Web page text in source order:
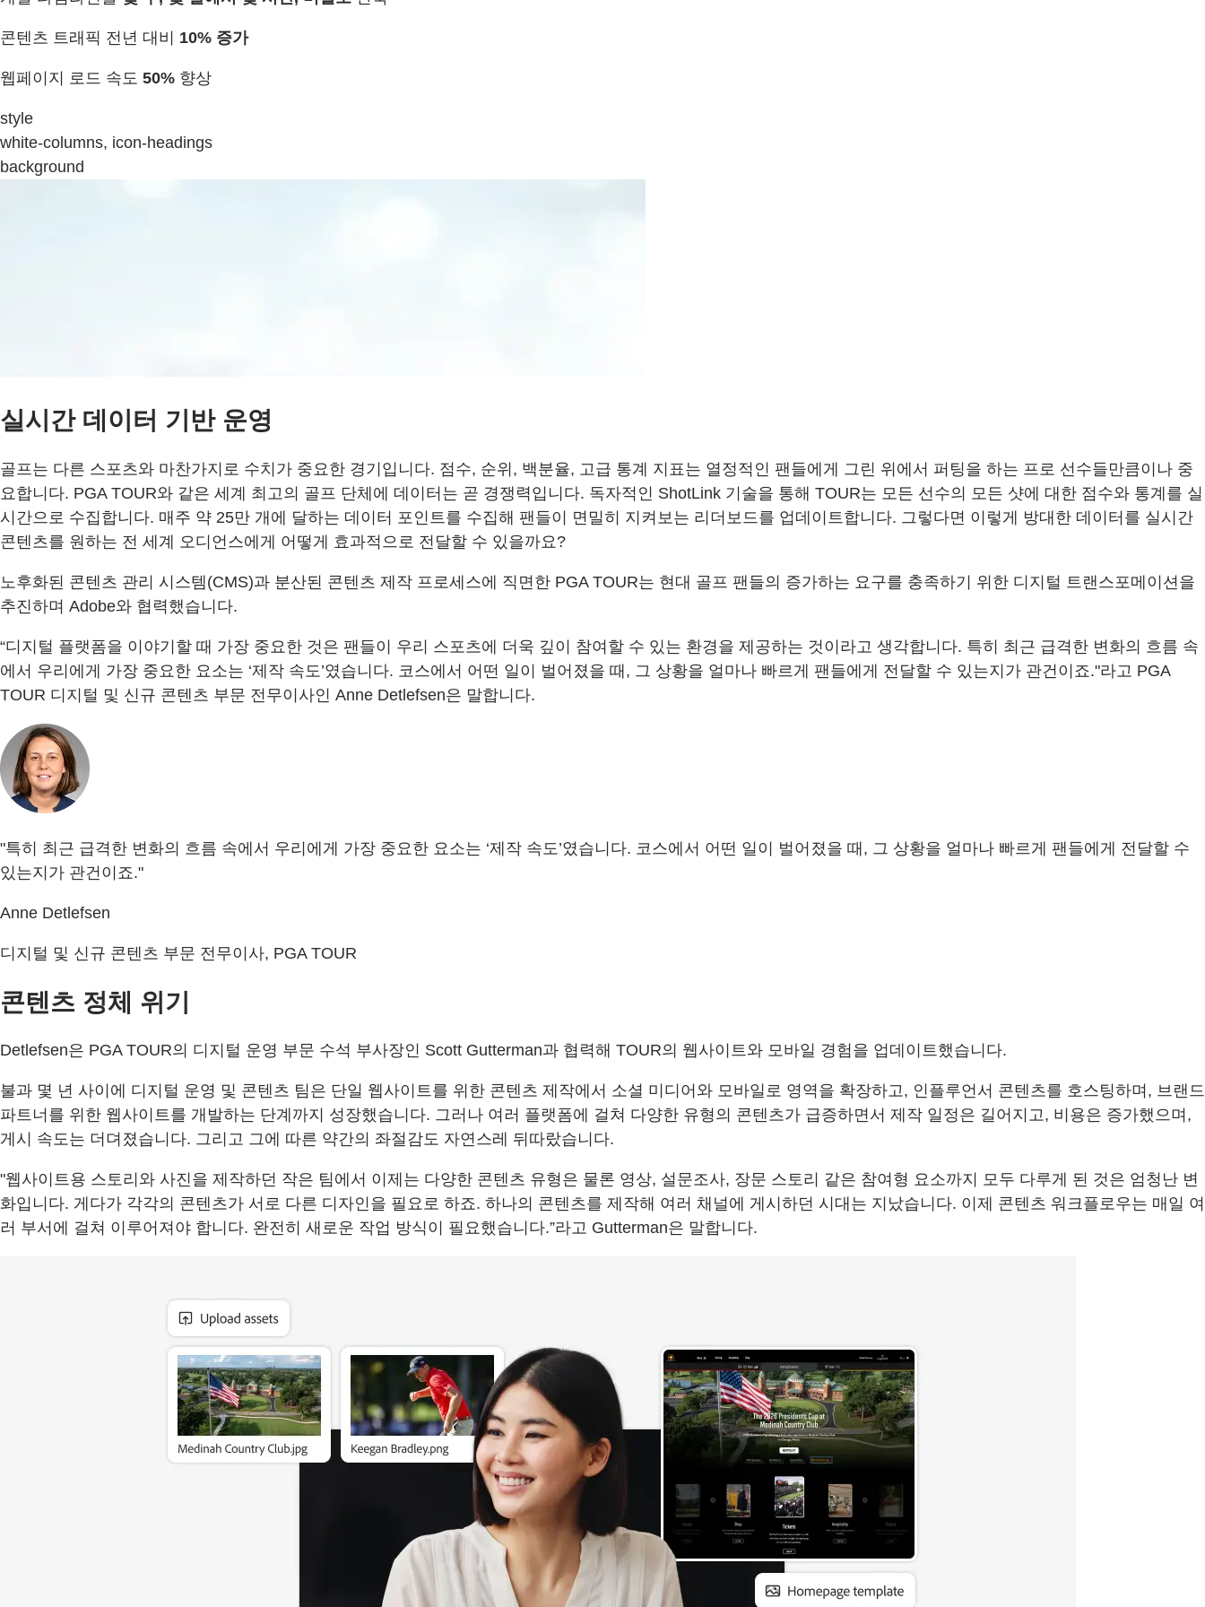
콘텐츠 트래픽 전년 대비 10% 증가
웹페이지 로드 속도 50% 향상
style
white-columns, icon-headings
background
실시간 데이터 기반 운영
골프는 다른 스포츠와 마찬가지로 수치가 중요한 경기입니다. 점수, 순위, 백분율, 고급 통계 지표는 열정적인 팬들에게 그린 위에서 퍼팅을 하는 프로 선수들만큼이나 중
요합니다. PGA TOUR와 같은 세계 최고의 골프 단체에 데이터는 곧 경쟁력입니다. 독자적인 ShotLink 기술을 통해 TOUR는 모든 선수의 모든 샷에 대한 점수와 통계를 실
시간으로 수집합니다. 매주 약 25만 개에 달하는 데이터 포인트를 수집해 팬들이 면밀히 지켜보는 리더보드를 업데이트합니다. 그렇다면 이렇게 방대한 데이터를 실시간
콘텐츠를 원하는 전 세계 오디언스에게 어떻게 효과적으로 전달할 수 있을까요?
노후화된 콘텐츠 관리 시스템(CMS)과 분산된 콘텐츠 제작 프로세스에 직면한 PGA TOUR는 현대 골프 팬들의 증가하는 요구를 충족하기 위한 디지털 트랜스포메이션을
추진하며 Adobe와 협력했습니다.
“디지털 플랫폼을 이야기할 때 가장 중요한 것은 팬들이 우리 스포츠에 더욱 깊이 참여할 수 있는 환경을 제공하는 것이라고 생각합니다. 특히 최근 급격한 변화의 흐름 속
에서 우리에게 가장 중요한 요소는 ‘제작 속도’였습니다. 코스에서 어떤 일이 벌어졌을 때, 그 상황을 얼마나 빠르게 팬들에게 전달할 수 있는지가 관건이죠."라고 PGA
TOUR 디지털 및 신규 콘텐츠 부문 전무이사인 Anne Detlefsen은 말합니다.
"특히 최근 급격한 변화의 흐름 속에서 우리에게 가장 중요한 요소는 ‘제작 속도’였습니다. 코스에서 어떤 일이 벌어졌을 때, 그 상황을 얼마나 빠르게 팬들에게 전달할 수
있는지가 관건이죠."
Anne Detlefsen
디지털 및 신규 콘텐츠 부문 전무이사, PGA TOUR
콘텐츠 정체 위기
Detlefsen은 PGA TOUR의 디지털 운영 부문 수석 부사장인 Scott Gutterman과 협력해 TOUR의 웹사이트와 모바일 경험을 업데이트했습니다.
불과 몇 년 사이에 디지털 운영 및 콘텐츠 팀은 단일 웹사이트를 위한 콘텐츠 제작에서 소셜 미디어와 모바일로 영역을 확장하고, 인플루언서 콘텐츠를 호스팅하며, 브랜드
파트너를 위한 웹사이트를 개발하는 단계까지 성장했습니다. 그러나 여러 플랫폼에 걸쳐 다양한 유형의 콘텐츠가 급증하면서 제작 일정은 길어지고, 비용은 증가했으며,
게시 속도는 더뎌졌습니다. 그리고 그에 따른 약간의 좌절감도 자연스레 뒤따랐습니다.
"웹사이트용 스토리와 사진을 제작하던 작은 팀에서 이제는 다양한 콘텐츠 유형은 물론 영상, 설문조사, 장문 스토리 같은 참여형 요소까지 모두 다루게 된 것은 엄청난 변
화입니다. 게다가 각각의 콘텐츠가 서로 다른 디자인을 필요로 하죠. 하나의 콘텐츠를 제작해 여러 채널에 게시하던 시대는 지났습니다. 이제 콘텐츠 워크플로우는 매일 여
러 부서에 걸쳐 이루어져야 합니다. 완전히 새로운 작업 방식이 필요했습니다.”라고 Gutterman은 말합니다.